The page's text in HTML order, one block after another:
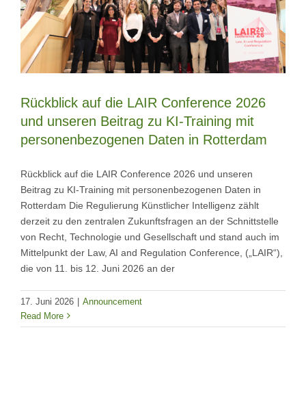
Rückblick auf die LAIR Conference 2026
und unseren Beitrag zu KI-Training mit
personenbezogenen Daten in Rotterdam
Rückblick auf die LAIR Conference 2026 und unseren
Beitrag zu KI-Training mit personenbezogenen Daten in
Rotterdam Die Regulierung Künstlicher Intelligenz zählt
derzeit zu den zentralen Zukunftsfragen an der Schnittstelle
von Recht, Technologie und Gesellschaft und stand auch im
Mittelpunkt der Law, AI and Regulation Conference, („LAIR“),
die von 11. bis 12. Juni 2026 an der
17. Juni 2026 | Announcement
Read More